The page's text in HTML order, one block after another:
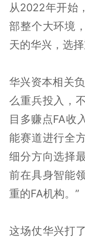
从2022年开始
部整个大环境
天的华兴，选择
华兴资本相关
么重兵投入，
目多赚点FA收
能赛道进行全
细分方向选择
前在具身智能
重的FA机构。”
这场仗华兴打